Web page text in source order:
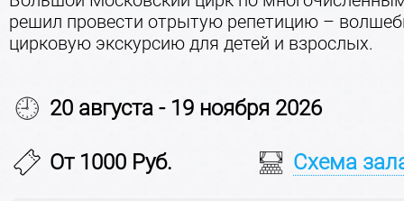
решил провести отрытую репетицию –
цирковую экскурсию для детей и взрослых.
20 августа - 19 ноября 2026
От 1000 Руб. Схема